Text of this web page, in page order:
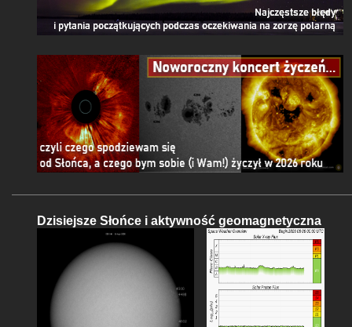
Dzisiejsze Słońce i aktywność geomagnetyczna